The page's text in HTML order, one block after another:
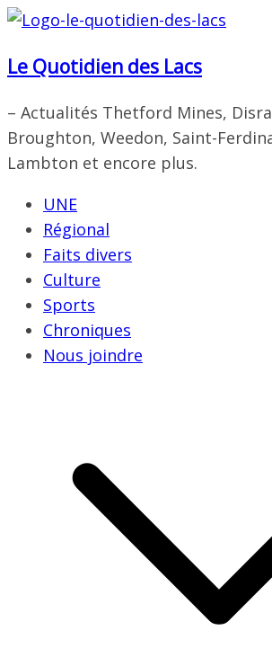
Passer
contenu
Le Quotidien des Lacs
– Actualités Thetford Mines,
Broughton, Weedon, Saint-
Lambton et encore plus.
UNE
Régional
Faits divers
Culture
Sports
Chroniques
Nous joindre